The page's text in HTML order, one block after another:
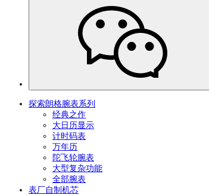
探索朗格腕表系列
经典之作
大日历显示
计时码表
万年历
陀飞轮腕表
大型复杂功能
全部腕表
表厂自制机芯